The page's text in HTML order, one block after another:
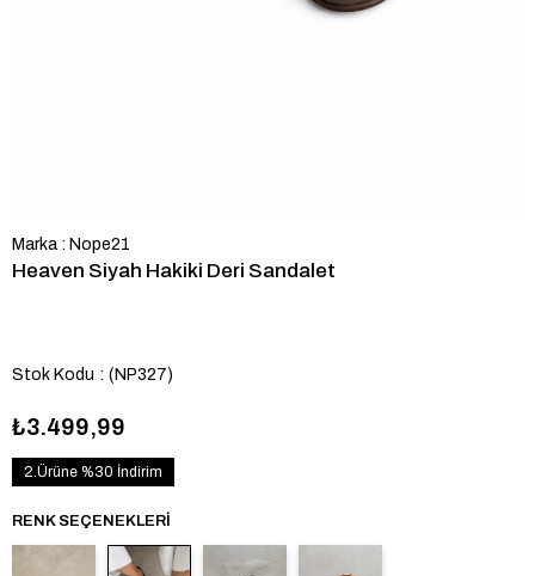
Marka : Nope21
Heaven Siyah Hakiki Deri Sandalet
Stok Kodu (NP327)
₺3.499,99
2.Ürüne %30 İndirim
RENK SEÇENEKLERI